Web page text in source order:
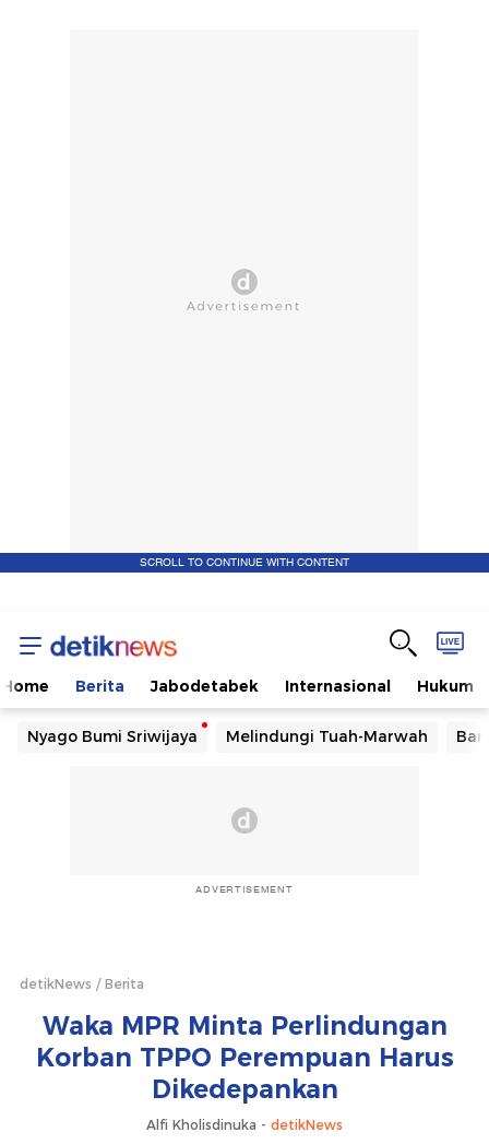
SCROLL TO CONTINUE WITH CONTENT
Home Berita Jabodetabek Internasional Hukum
Nyago Bumi Sriwijaya Melindungi Tuah-Marwah
ADVERTISEMENT
detikNews Berita
Waka MPR Minta Perlindungan
Korban TPPO Perempuan Harus
Dikedepankan
Alfi Kholisdinuka - detikNews